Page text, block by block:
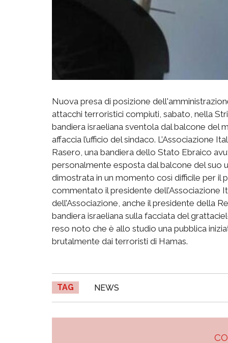
Nuova presa di posizione
attacchi terroristici compiuti, sabato, nella
bandiera israeliana sventola dal balcone del
affaccia l’ufficio del sindaco. L’Associazione
Rasero, una bandiera dello Stato Ebraico
personalmente esposta dal balcone del suo
dimostrata in un momento così difficile per
commentato il presidente dell’Associazione
dell’Associazione, anche il presidente della
bandiera israeliana sulla facciata del
reso noto che è allo studio una pubblica
brutalmente dai terroristi di Hamas.
TAG NEWS